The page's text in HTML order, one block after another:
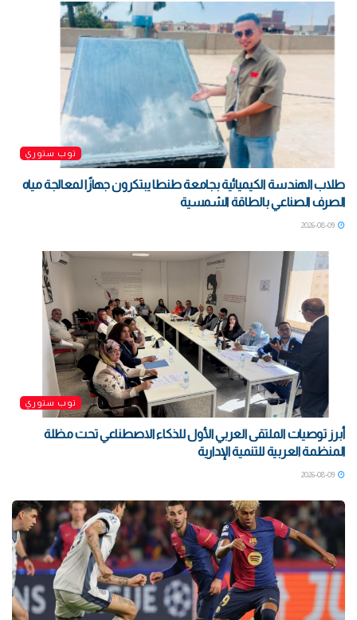
توب ستوري
طلاب الهندسة الكيميائية بجامعة طنطا يبتكرون جهازًا لمعالجة مياه
الصرف الصناعي بالطاقة الشمسية
توب ستوري
أبرز توصيات الملتقى العربي الأول للذكاء الاصطناعي تحت مظلة
المنظمة العربية للتنمية الإدارية